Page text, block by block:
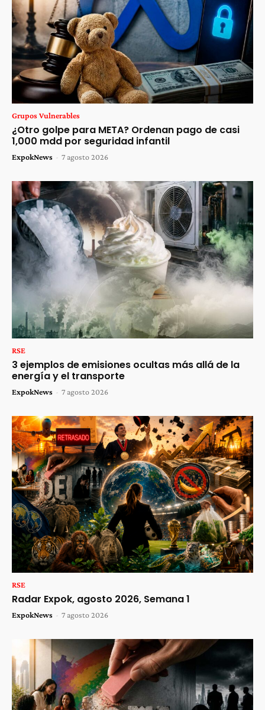
Grupos Vulnerables
¿Otro golpe para META? Ordenan pago de casi
1,000 mdd por seguridad infantil
ExpokNews - 7 agosto 2026
RSE
3 ejemplos de emisiones ocultas más allá de la
energía y el transporte
ExpokNews - 7 agosto 2026
RSE
Radar Expok, agosto 2026, Semana 1
ExpokNews - 7 agosto 2026